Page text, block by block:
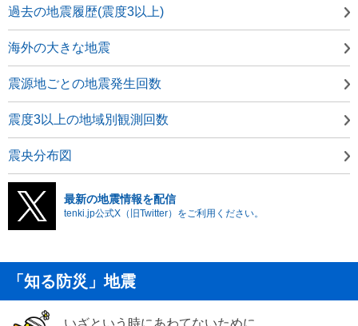
過去の地震履歴(震度3以上)
海外の大きな地震
震源地ごとの地震発生回数
震度3以上の地域別観測回数
震央分布図
最新の地震情報を配信
tenki.jp公式X（旧Twitter）をご利用ください。
「知る防災」地震
いざという時にあわてないために